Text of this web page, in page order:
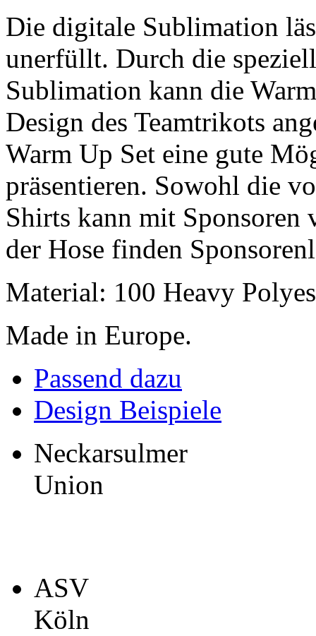
Die digitale Sublimation
unerfüllt. Durch die
Sublimation kann die
Design des Teamtrikots
Warm Up Set eine gute
präsentieren. Sowohl die
Shirts kann mit Sponsoren
der Hose finden
Material: 100 Heavy
Made in Europe.
Passend dazu
Design Beispiele
Neckarsulmer
Union
ASV
Köln